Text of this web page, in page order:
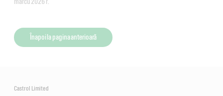
Înapoi la pagina anterioară
Castrol Limited